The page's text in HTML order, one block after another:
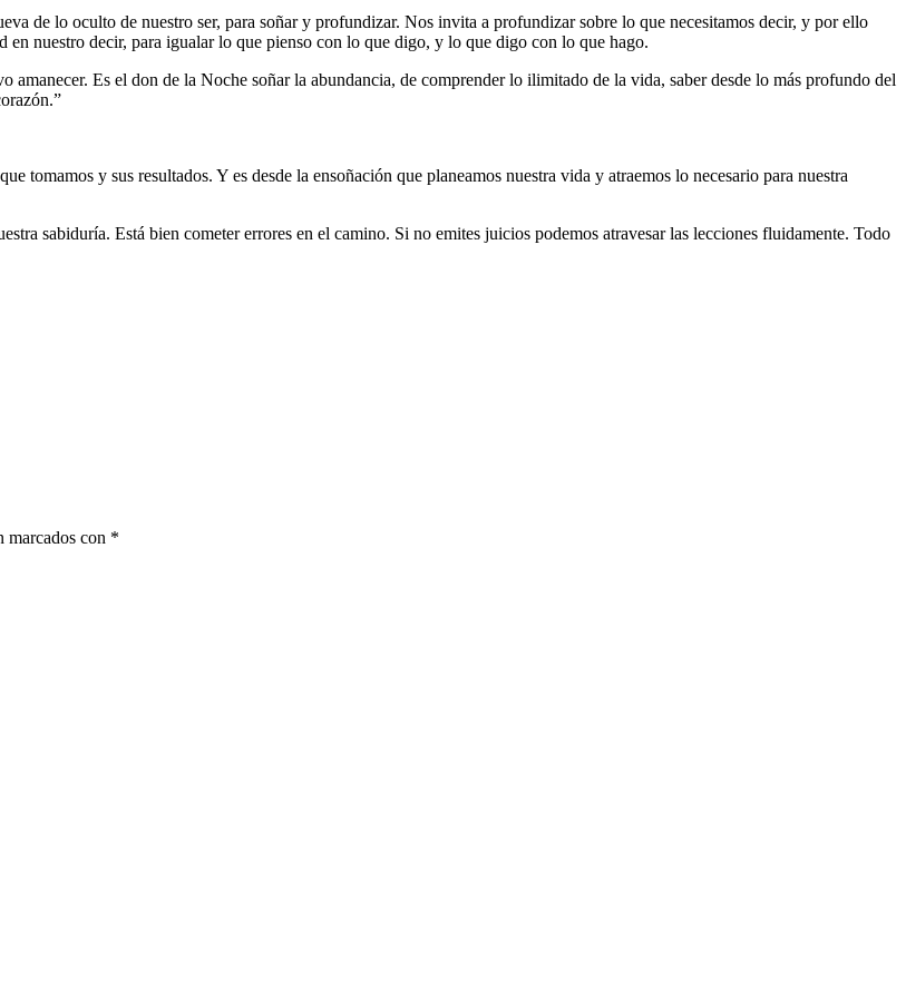
de lo oculto de nuestro ser, para soñar y profundizar. Nos invita a profundizar sobre lo que necesitamos decir, y por ello
nuestro decir, para igualar lo que pienso con lo que digo, y lo que digo con lo que hago.
Es el don de la Noche soñar la abundancia, de comprender lo ilimitado de la vida, saber desde lo más profundo del
tomamos y sus resultados. Y es desde la ensoñación que planeamos nuestra vida y atraemos lo necesario para nuestra
sabiduría. Está bien cometer errores en el camino. Si no emites juicios podemos atravesar las lecciones fluidamente. Todo
marcados con *